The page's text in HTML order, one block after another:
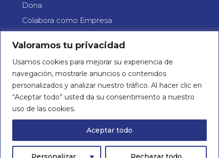
Valoramos tu privacidad
Usamos cookies para mejorar su experiencia de
navegación, mostrarle anuncios o contenidos
personalizados y analizar nuestro tráfico. Al hacer clic en
“Aceptar todo” usted da su consentimiento a nuestro
uso de las cookies.
Aceptar todo
Dona
Colabora como Empresa
03201 Elx, Alicante
Teléfono 865 55 15 11
Email: info@concienciate.es
Aviso legal|Política de privacidad
Copyright © 2026 Concienciate | Diseñado y desarrollado